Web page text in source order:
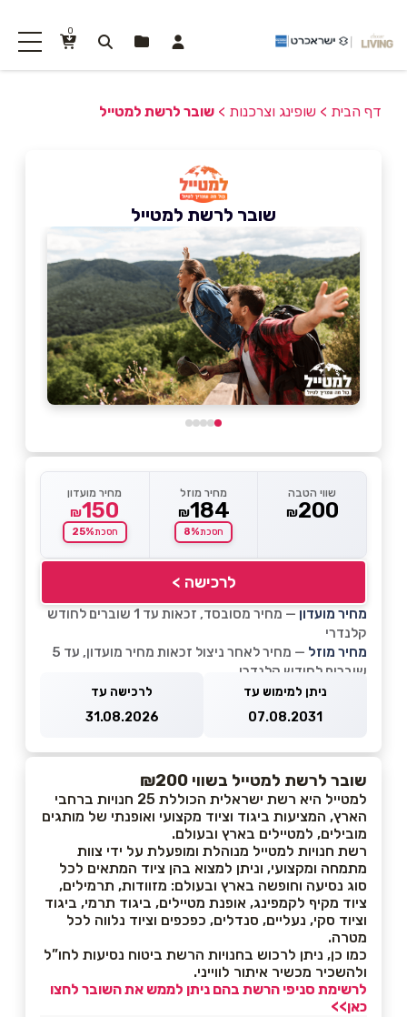
0
דף הבית > שופינג וצרכנות > שובר לרשת למטייל
שובר לרשת למטייל
שווי הטבה
₪200
מחיר מוזל
₪184
חסכת8%
מחיר מועדון
₪150
חסכת25%
לרכישה >
מחיר מועדון
— מחיר מסובסד, זכאות עד 1 שוברים לחודש
קלנדרי
מחיר מוזל
— מחיר לאחר ניצול זכאות מחיר מועדון, עד 5
שוברים לחודש קלנדרי
ניתן למימוש עד
07.08.2031
לרכישה עד
31.08.2026
שובר לרשת למטייל בשווי ₪200
למטייל היא רשת ישראלית הכוללת 25 חנויות ברחבי
הארץ, המציעות ביגוד וציוד מקצועי ואופנתי של מותגים
מובילים, למטיילים בארץ ובעולם.
רשת חנויות למטייל מנוהלת ומופעלת על ידי צוות
מתמחה ומקצועי, וניתן למצוא בהן ציוד המתאים לכל
סוג נסיעה וחופשה בארץ ובעולם: מזוודות, תרמילים,
ציוד מקיף לקמפינג, אופנת מטיילים, ביגוד תרמי, ביגוד
וציוד סקי, נעליים, סנדלים, כפכפים וציוד נלווה לכל
מטרה.
כמו כן, ניתן לרכוש בחנויות הרשת ביטוח נסיעות לחו”ל
ולהשכיר מכשיר איתור לווייני.
לרשימת סניפי הרשת בהם ניתן לממש את השובר לחצו
כאן>>